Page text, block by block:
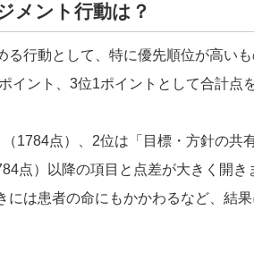
メント行動は？
る行動として、特に優先順位が高い
イント、3位1ポイントとして合計点
1784点）、2位は「目標・方針の共
点）以降の項目と点差が大きく開
は患者の命にもかかわるなど、結